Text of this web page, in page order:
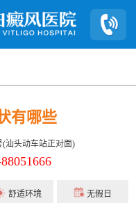
有哪些
(汕头动车站正对面)
舒适环境 无假日